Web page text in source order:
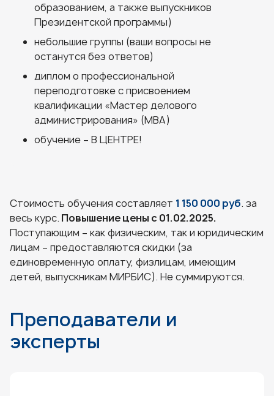
образованием, а также выпускников
Президентской программы)
небольшие группы (ваши вопросы не
останутся без ответов)
диплом о профессиональной
переподготовке с присвоением
квалификации «Мастер делового
администрирования» (МВА)
обучение – В ЦЕНТРЕ!
Стоимость обучения составляет 1 150 000 руб. за
весь курс. Повышение цены с 01.02.2025.
Поступающим – как физическим, так и юридическим
лицам – предоставляются скидки (за
единовременную оплату, физлицам, имеющим
детей, выпускникам МИРБИС). Не суммируются.
Преподаватели и
эксперты